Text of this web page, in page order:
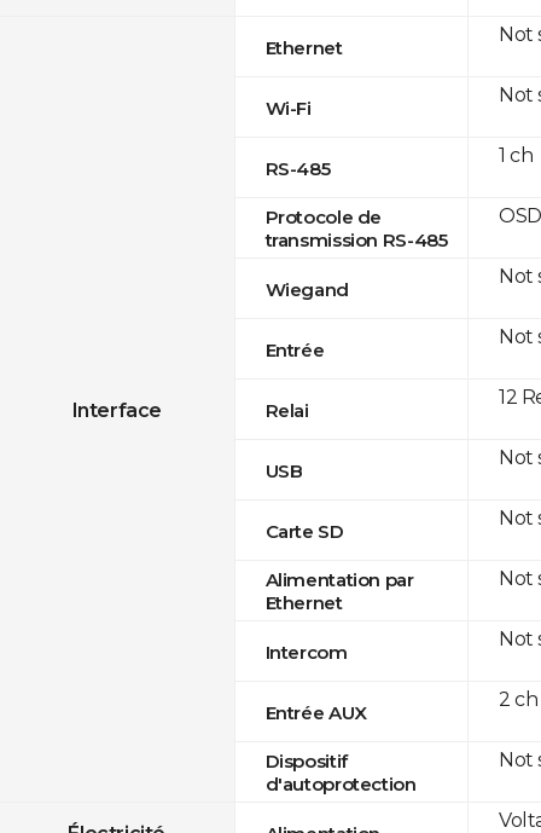
Interface
Ethernet
Wi-Fi
RS-485
Protocole de
transmission RS-485
Wiegand
Entrée
Relai
USB
Carte SD
Alimentation par
Ethernet
Intercom
Entrée AUX
Dispositif
d'autoprotection
Not
Not
1 ch
Not
Not
12
Not
Not
Not
Not
2
Not